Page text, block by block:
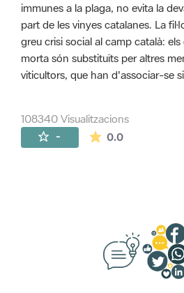
immunes a la plaga, no evita la
part de les vinyes catalanes. La
greu crisi social al camp català:
morta són substituïts per altres
viticultors, que han d'associar-se
108340 Visualitzacions
- 0.0La mitjana